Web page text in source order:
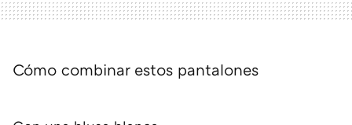
Cómo combinar estos pantalones